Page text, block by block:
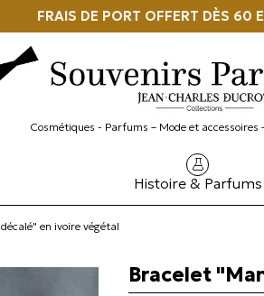
FRAIS DE PORT OFFERT DÈS 60
Cosmétiques - Parfums – Mode et accessoires
Histoire & Parfums
en ivoire végétal
Bracelet